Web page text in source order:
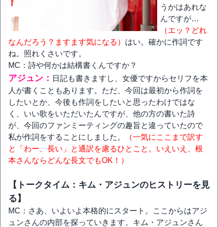
うかはあれな
んですが…
（エッ？どれ
なんだろう？ますます気になる） はい。確かに作詞です
ね。照れくさいです。
MC：詩や何かは結構書くんですか？
アジュン： 日記も書きますし、女優ですからセリフを本
人が書くこともあります。ただ、今回は最初から作詞を
したいとか、今後も作詞をしたいと思ったわけではな
く、いい歌をいただいたんですが、他の方の書いた詩
が、今回のファンミーティングの趣旨と違っていたので
私が作詞をすることにしました。
（一気にここまで訳す
と「わー、長い」と通訳を慮るひとこと。いえいえ、根
本さんならどんな長文でもOK！）
【トークタイム：キム・アジュンのヒストリーを見
る】
MC：さあ、いよいよ本格的にスタート。ここからはアジ
ュンさんの内部を探っていきます。キム・アジュンさん